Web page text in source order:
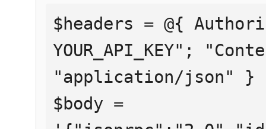
$headers = @{
YOUR_API_KEY";
"application/json" }
$body =